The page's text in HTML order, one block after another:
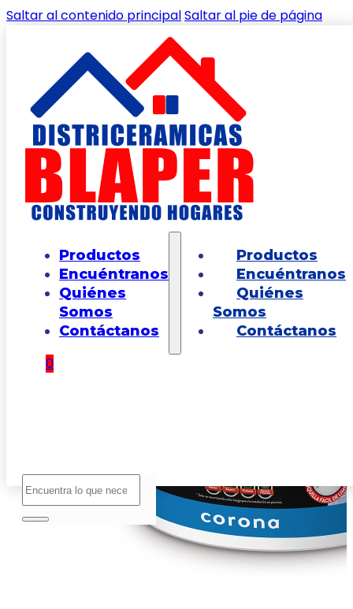
Saltar al contenido principalSaltar al pie de página
Productos
Encuéntranos
Quiénes
Somos
Contáctanos
Productos
Encuéntranos
Quiénes
Somos
Contáctanos
0
Buscar
Inicio/Shop/PEGANTES
CONCOLOR®
Antimanchas Blanco
🔍